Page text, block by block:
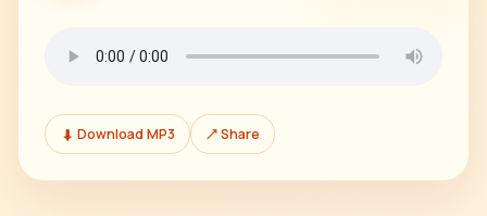
⬇ Download MP3 ↗ Share